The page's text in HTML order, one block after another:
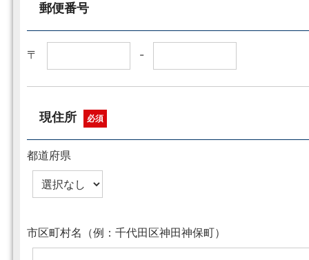
郵便番号
〒 -
現住所 必須
都道府県
市区町村名（例：千代田区神田神保町）